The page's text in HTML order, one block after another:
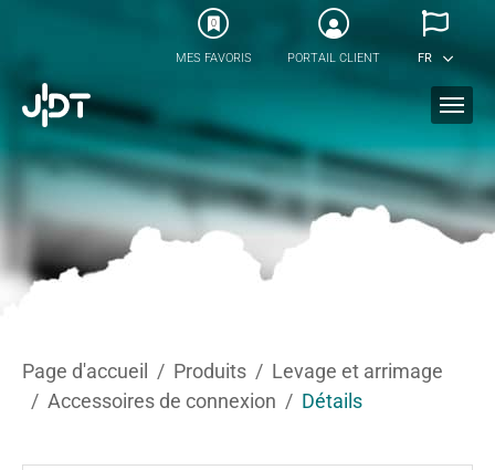
0
MES FAVORIS PORTAIL CLIENT FR
Page d'accueil Produits
Levage et arrimage
Accessoires de connexion
Détails